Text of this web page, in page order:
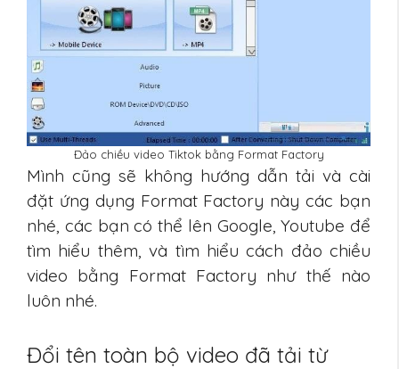
Đảo chiều video Tiktok bằng Format Factory
Mình cũng sẽ không hướng dẫn tải và cài
đặt ứng dụng Format Factory này các bạn
nhé, các bạn có thể lên Google, Youtube để
tìm hiểu thêm, và tìm hiểu cách đảo chiều
video bằng Format Factory như thế nào
luôn nhé.
Đổi tên toàn bộ video đã tải từ